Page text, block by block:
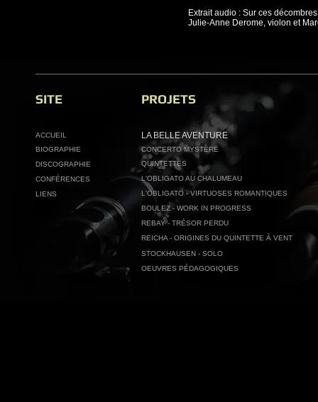
Extrait audio : Sur ces
Julie-Anne Derome, violon et
OEUVRES PÉDAGOGIQUES
STOCKHAUSEN - SOLO
REICHA - ORIGINES DU QUINTETTE À VENT
REBAY - TRÉSOR PERDU
BOULEZ - WORK IN PROGRESS
L'OBLIGATO - VIRTUOSES ROMANTIQUES
L'OBLIGATO AU CHALUMEAU
QUINTETTES
CONCERTO MYSTÈRE
LIENS
CONFÉRENCES
DISCOGRAPHIE
BIOGRAPHIE
ACCUEIL
SITE PROJETS
LA BELLE AVENTURE